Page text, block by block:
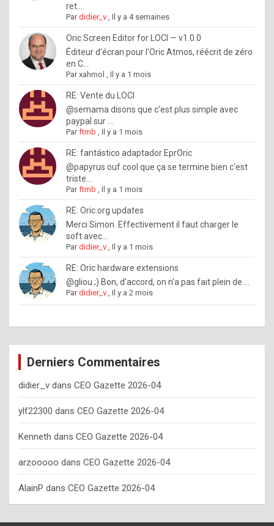
y
o
u
w
a
n
t
o
n
o
w
h
o
w
o
e
y
o
u
s
h
o
ret...
Pardidier_v ,Il y a 4 semaines
Oric Screen Editor for LOCI — v1.0.0
Éditeur d'écran pour l'Oric Atmos, réécrit de zéro
en C...
Parxahmol ,Il y a 1 mois
RE: Vente du LOCI
@semama disons que c'est plus simple avec
paypal sur ...
Parftmb ,Il y a 1 mois
RE: fantástico adaptador EprOric
@papyrus ouf cool que ça se termine bien c'est
triste...
Parftmb ,Il y a 1 mois
RE: Oric.org updates
Merci Simon. Effectivement il faut charger le
soft avec...
Pardidier_v ,Il y a 1 mois
RE: Oric hardware extensions
@gliou ;) Bon, d'accord, on n'a pas fait plein de ...
Pardidier_v ,Il y a 2 mois
Derniers Commentaires
didier_v dans CEO Gazette 2026-04
ylf22300 dans CEO Gazette 2026-04
Kenneth dans CEO Gazette 2026-04
arzooooo dans CEO Gazette 2026-04
AlainP dans CEO Gazette 2026-04